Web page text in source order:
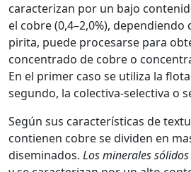
caracterizan por un bajo
el cobre (0,4–2,0%),
pirita, puede procesarse para
concentrado de cobre o
En el primer caso se utiliza la
segundo, la colectiva-selectiva o
Según sus características de
contienen cobre se dividen en
diseminados. Los minerales sólidos